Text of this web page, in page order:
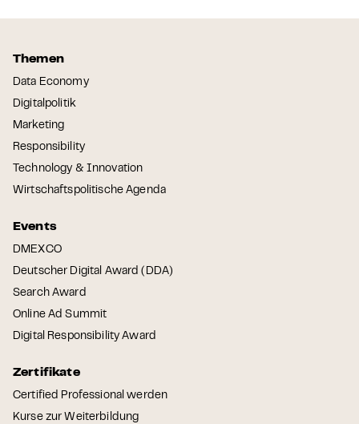
Themen
Data Economy
Digitalpolitik
Marketing
Responsibility
Technology & Innovation
Wirtschaftspolitische Agenda
Events
DMEXCO
Deutscher Digital Award (DDA)
Search Award
Online Ad Summit
Digital Responsibility Award
Zertifikate
Certified Professional werden
Kurse zur Weiterbildung